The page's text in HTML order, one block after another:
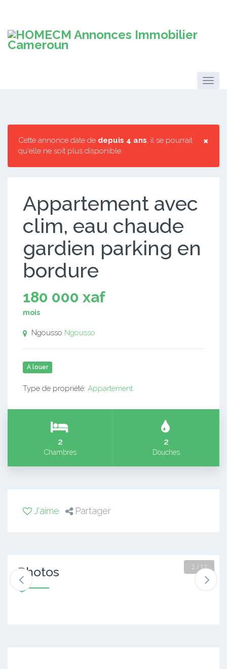
×
Cette annonce date de depuis 4 ans, il se pourrait
qu'elle ne soit plus disponible.
Appartement avec
clim, eau chaude
gardien parking en
bordure
180 000 xaf
mois
Ngousso Ngousso
A louer
Type de propriété: Appartement
2
Chambres
2
Douches
J'aime Partager
Photos 2 / 12